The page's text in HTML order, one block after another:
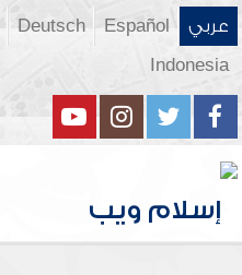
عربي Español
Deutsch
Indonesia